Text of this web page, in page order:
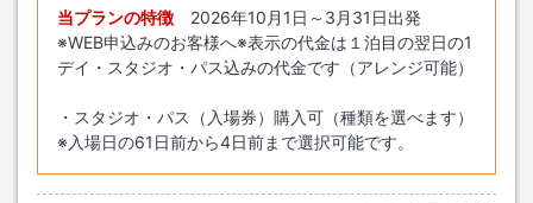
当プランの特徴 2026年10月1日～3月31日出発
※WEB申込みのお客様へ※表示の代金は１泊目の翌日の1
デイ・スタジオ・パス込みの代金です（アレンジ可能）
・スタジオ・パス（入場券）購入可（種類を選べます）
※入場日の61日前から4日前まで選択可能です。